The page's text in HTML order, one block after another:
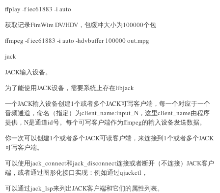
ffplay -f iec61883 -i auto
获取记录FireWire DV/HDV，包缓冲大小为100000个包
ffmpeg -f iec61883 -i auto -hdvbuffer 100000 out.mpg
jack
JACK输入设备。
为了能使用JACK设备，需要系统上存在libjack
一个JACK输入设备创建1个或者多个JACK可写客户端，每一个对应于一个
音频通道，命名（指定）为client_name:input_N，这里client_name由程序
提供，N是通道id号。每个可写客户端作为ffmpeg的输入设备发送数据。
你一次可以创建1个或者多个JACK可读客户端，来连接到1个或者多个JACK
可写客户端。
可以使用jack_connect和jack_disconnect连接或者断开（不连接）JACK客户
端，或者通过图形化接口实现：例如通过qjackctl，
可以通过jack_lsp来列出JACK客户端和它们的属性列表。